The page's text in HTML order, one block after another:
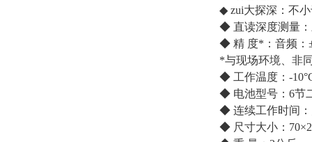
◆ zui大探深：不
◆ 直读深度测量：
◆ 精 度*：音频：
*与现场环境、非
◆ 工作温度：-
◆ 电池型号：6节
◆ 连续工作时间：
◆ 尺寸大小：